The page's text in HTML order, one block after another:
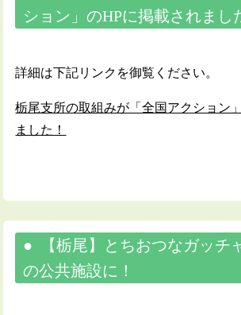
ション」のHPに掲載されまし
詳細は下記リンクを御覧ください。
栃尾支所の取組みが「全国アクション
ました！
【栃尾】とちおつなガッチ
の公共施設に！